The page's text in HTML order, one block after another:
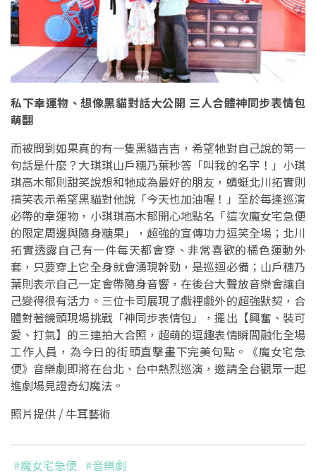
私下幸運物、想像黑貓對話大公開 三人合體神同步表情包
萌翻
而被問到如果真的有一隻黑貓吉吉，希望牠對自己說的第一
句話是什麼？大琪琪山戶穗乃葉秒答「叫我的名字！」小琪
琪高木郁則甜笑說想和牠成為最好的朋友，蜻蜓北川拓實則
搞笑表示希望黑貓對他說「今天也加油喔！」至於每逢巡演
必帶的幸運物，小琪琪高木郁開心地點名「這次魔女宅急便
的限定周邊與隨身糖果」，超強的宣傳功力逗笑全場；北川
拓實透露自己有一件每天都會穿、非常喜歡的橘色運動外
套，只要穿上它全身就會湧現幹勁，是巡迴必備；山戶穗乃
葉則表示自己一定會帶隨身音響，在後台大聲放音樂會讓自
己變得很有活力。三位卡司展現了戲裡戲外的超強默契，合
體對著鏡頭現場挑戰「神同步表情包」，擺出【興奮、裝可
愛、打氣】的三連拍大合照，超萌的逗趣表情瞬間融化全場
工作人員，為今日的街頭直擊畫下完美句點。《魔女宅急
便》音樂劇即將在台北、台中熱烈巡演，邀請全台觀眾一起
進劇場見證奇幻魔法。
照片提供 / 牛耳藝術
#魔女宅急便 #音樂劇